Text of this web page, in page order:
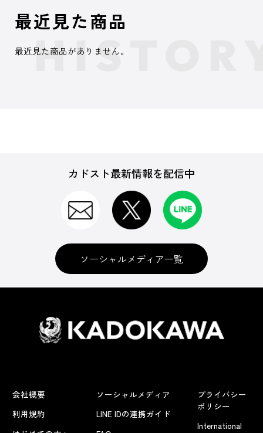
最近見た商品
最近見た商品がありません。
カドスト最新情報を配信中
ソーシャルメディア一覧
会社概要
利用規約
ソーシャルメディア
LINE IDの連携ガイド
プライバシー
ポリシー
International